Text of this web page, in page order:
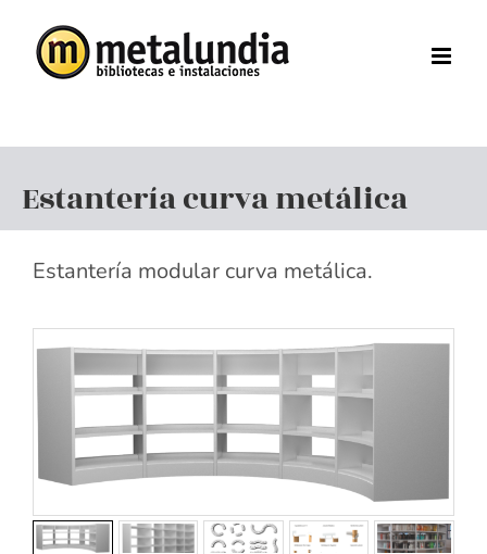
contenido
Estantería curva metálica
Estantería modular curva metálica.